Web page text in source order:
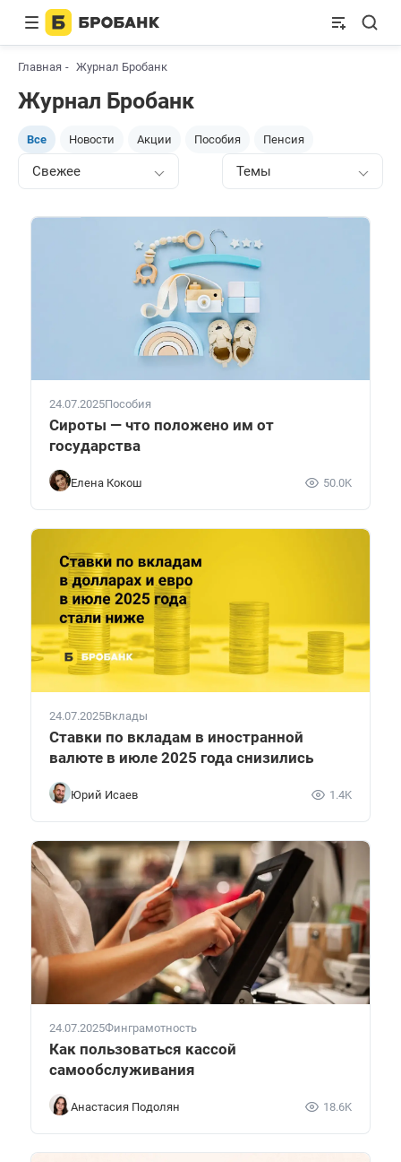
Главная Журнал Бробанк
Журнал Бробанк
Все Новости Акции Пособия Пенсия
Свежее Темы
24.07.2025Пособия
Сироты — что положено им от
государства
Елена Кокош 50.0K
24.07.2025Вклады
Ставки по вкладам в иностранной
валюте в июле 2025 года снизились
Юрий Исаев 1.4K
24.07.2025Финграмотность
Как пользоваться кассой
самообслуживания
Анастасия Подолян 18.6K